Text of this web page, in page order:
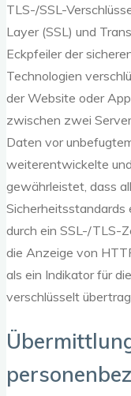
TLS-/SSL-
Layer (SSL) und
Eckpfeiler der
Technologien
der Website oder
zwischen zwei
Daten vor
weiterentwickelte und
gewährleistet, dass
Sicherheitsstandards
durch ein SSL-/TLS-
die Anzeige von
als ein Indikator für
verschlüsselt